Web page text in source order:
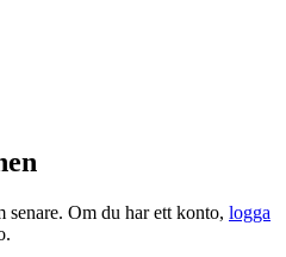
Om du har ett konto, logga